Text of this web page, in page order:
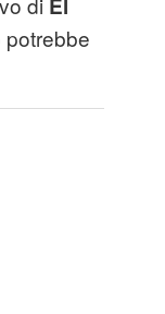
El
potrebbe